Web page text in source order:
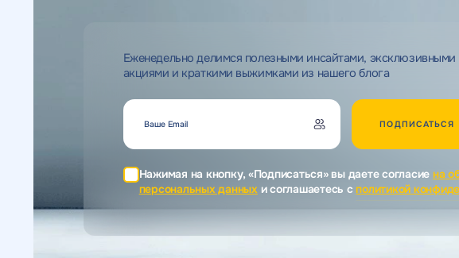
Еженедельно делимся полезными инсайтами, эксклюзивными
акциями и краткими выжимками из нашего блога
ПОДПИСАТЬСЯ
Нажимая на кнопку, «Подписаться» вы даете согласие на
персональных данныхи соглашаетесь cполитикой